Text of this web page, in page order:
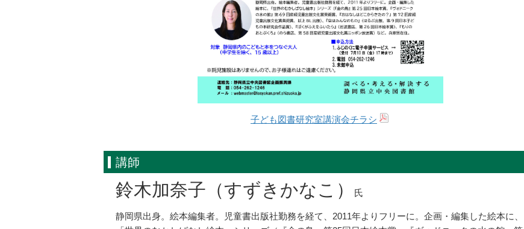
子ども図書研究室講演会チラシ
講師
鈴木加奈子（すずきかなこ） 氏
静岡県出身。絵本編集者。児童書出版社勤務を経て、2011年よりフリーに。企画・編集した絵本に、